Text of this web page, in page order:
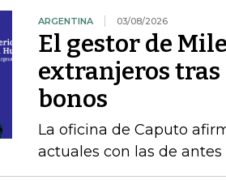
ARGENTINA 03/08/2026
El gestor de
extranjeros
bonos
La oficina de Caputo
actuales con las de